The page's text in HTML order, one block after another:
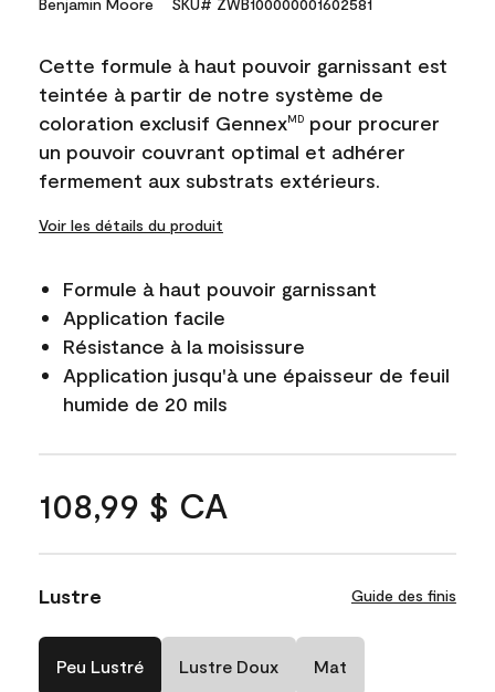
Benjamin Moore SKU# ZWB100000001602581
Cette formule à haut pouvoir garnissant est
teintée à partir de notre système de
coloration exclusif GennexMD pour procurer
un pouvoir couvrant optimal et adhérer
fermement aux substrats extérieurs.
Voir les détails du produit
Formule à haut pouvoir garnissant
Application facile
Résistance à la moisissure
Application jusqu'à une épaisseur de feuil
humide de 20 mils
108,99 $ CA
Lustre Guide des finis
Peu Lustré Lustre Doux Mat